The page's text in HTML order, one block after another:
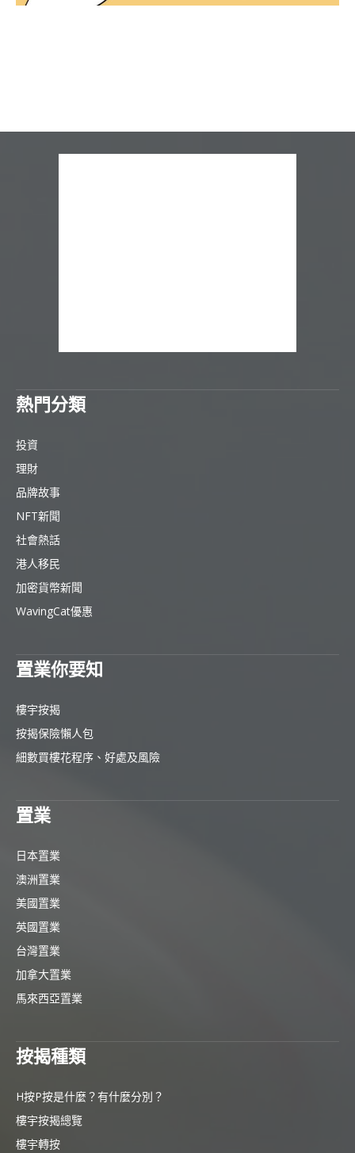
熱門分類
投資
理財
品牌故事
NFT新聞
社會熱話
港人移民
加密貨幣新聞
WavingCat優惠
置業你要知
樓宇按揭
按揭保險懶人包
細數買樓花程序、好處及風險
置業
日本置業
澳洲置業
美國置業
英國置業
台灣置業
加拿大置業
馬來西亞置業
按揭種類
H按P按是什麼？有什麼分別？
樓宇按揭總覽
樓宇轉按